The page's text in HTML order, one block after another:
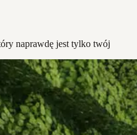
naprawdę jest tylko twój